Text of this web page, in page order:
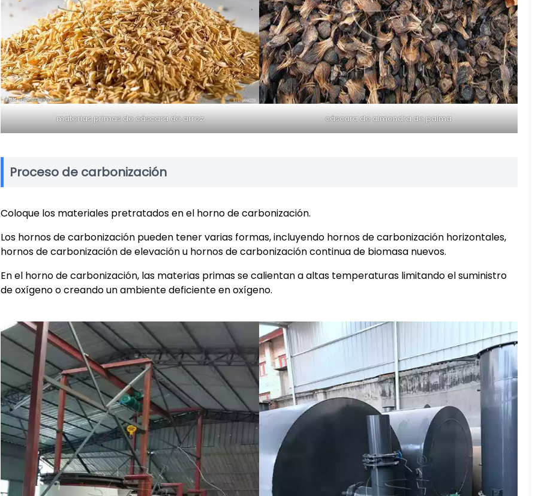
materias primas de cáscara de arroz cáscara de almendra de palma
Proceso de carbonización
Coloque los materiales pretratados en el horno de carbonización.
Los hornos de carbonización pueden tener varias formas, incluyendo hornos de carbonización horizontales,
hornos de carbonización de elevación u hornos de carbonización continua de biomasa nuevos.
En el horno de carbonización, las materias primas se calientan a altas temperaturas limitando el suministro
de oxígeno o creando un ambiente deficiente en oxígeno.